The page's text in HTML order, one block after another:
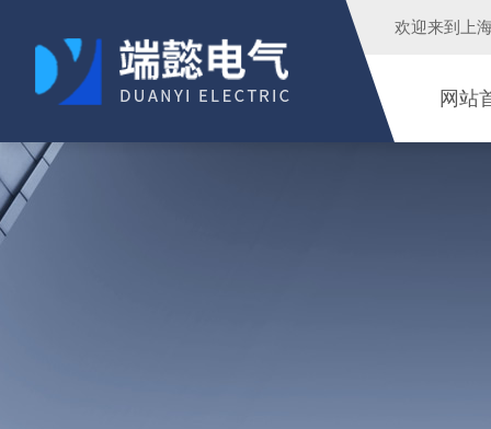
欢迎来到 上
网站